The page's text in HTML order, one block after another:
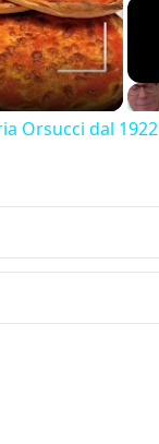
Orsucci dal 1922